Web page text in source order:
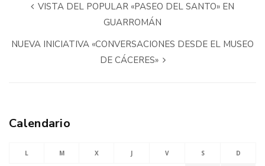
VISTA DEL POPULAR «PASEO DEL SANTO» EN
GUARROMÁN
NUEVA INICIATIVA «CONVERSACIONES DESDE EL MUSEO
DE CÁCERES»
Calendario
L M X J V S D